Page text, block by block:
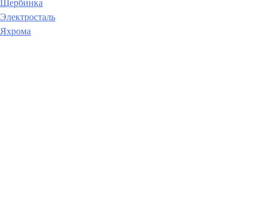
Щербинка
Электросталь
Яхрома